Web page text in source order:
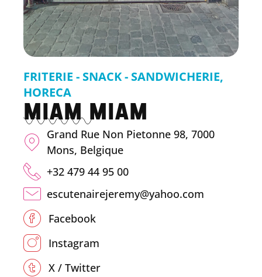
FRITERIE - SNACK - SANDWICHERIE,
HORECA
MIAM MIAM
Grand Rue Non Pietonne 98, 7000
Mons, Belgique
+32 479 44 95 00
escutenairejeremy@yahoo.com
Facebook
Instagram
X / Twitter